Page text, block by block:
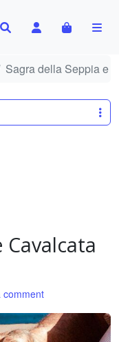
Search AccountCart
Sagra della Seppia e
Cavalcata
comment